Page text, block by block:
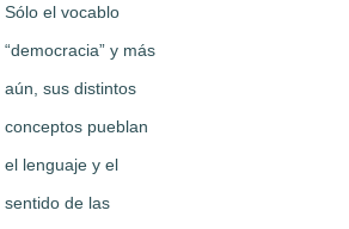
Sólo el vocablo
“democracia” y más
aún, sus distintos
conceptos pueblan
el lenguaje y el
sentido de las